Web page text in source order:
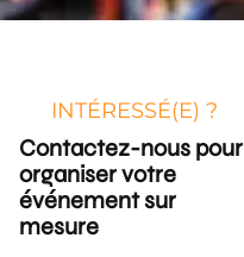
INTÉRESSÉ(E) ?
Contactez-nous pour
organiser votre
événement sur
mesure